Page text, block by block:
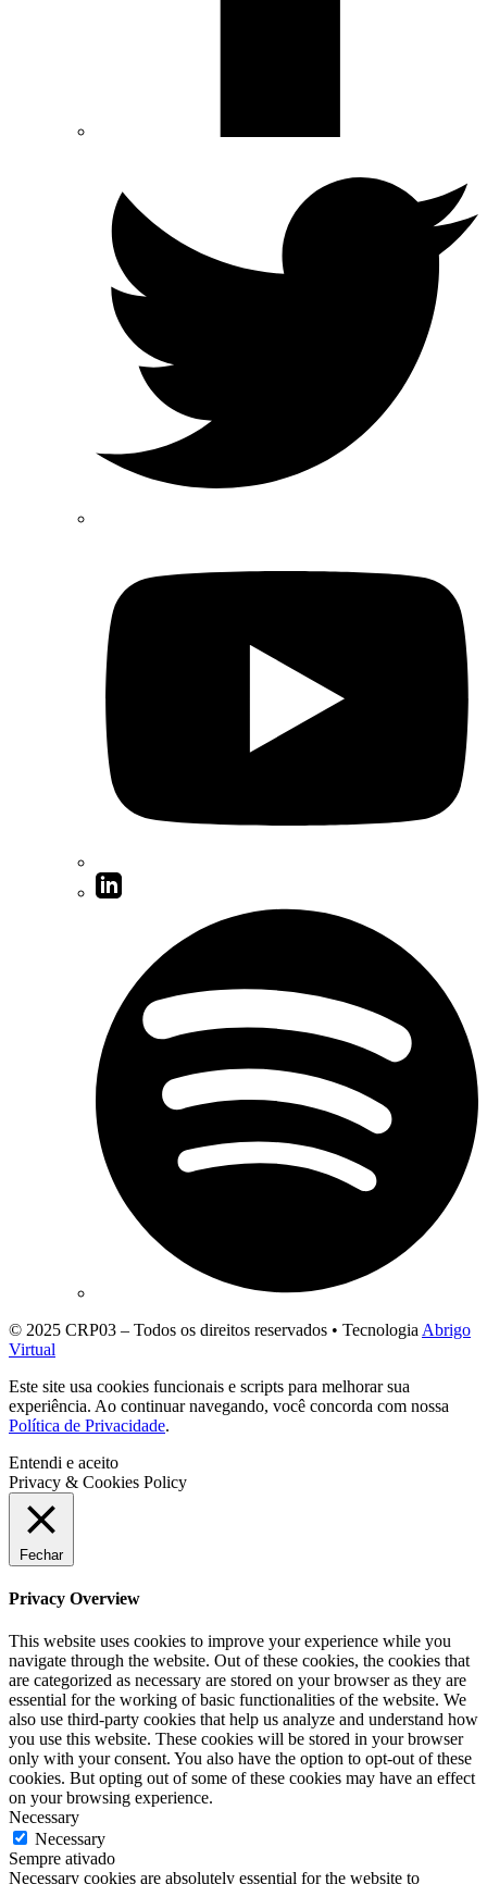
© 2025 CRP03 – Todos os direitos reservados • Tecnologia Abrigo
Virtual
Este site usa cookies funcionais e scripts para melhorar sua
experiência. Ao continuar navegando, você concorda com nossa
Política de Privacidade.
Entendi e aceito
Privacy & Cookies Policy
Fechar
Privacy Overview
This website uses cookies to improve your experience while you
navigate through the website. Out of these cookies, the cookies that
are categorized as necessary are stored on your browser as they are
essential for the working of basic functionalities of the website. We
also use third-party cookies that help us analyze and understand how
you use this website. These cookies will be stored in your browser
only with your consent. You also have the option to opt-out of these
cookies. But opting out of some of these cookies may have an effect
on your browsing experience.
Necessary
Necessary
Sempre ativado
Necessary cookies are absolutely essential for the website to